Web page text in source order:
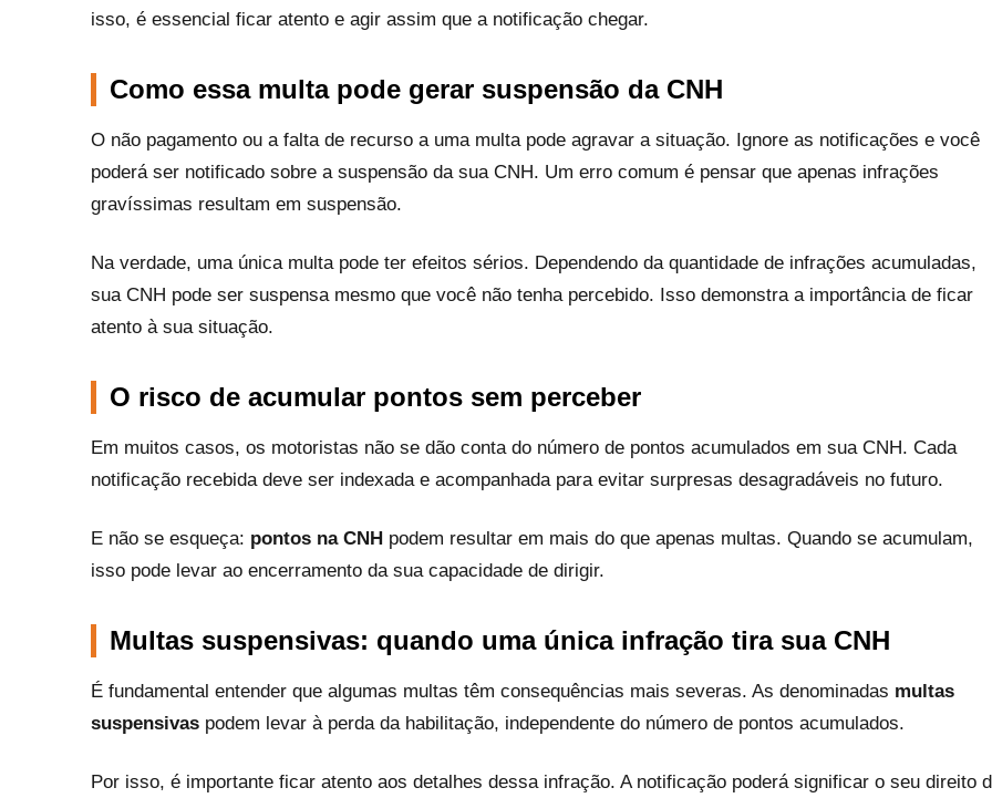
isso, é essencial ficar atento e agir assim que a notificação chegar.
Como essa multa pode gerar suspensão da CNH
O não pagamento ou a falta de recurso a uma multa pode agravar a situação. Ignore as notificações e você
poderá ser notificado sobre a suspensão da sua CNH. Um erro comum é pensar que apenas infrações
gravíssimas resultam em suspensão.
Na verdade, uma única multa pode ter efeitos sérios. Dependendo da quantidade de infrações acumuladas,
sua CNH pode ser suspensa mesmo que você não tenha percebido. Isso demonstra a importância de ficar
atento à sua situação.
O risco de acumular pontos sem perceber
Em muitos casos, os motoristas não se dão conta do número de pontos acumulados em sua CNH. Cada
notificação recebida deve ser indexada e acompanhada para evitar surpresas desagradáveis no futuro.
E não se esqueça: pontos na CNH podem resultar em mais do que apenas multas. Quando se acumulam,
isso pode levar ao encerramento da sua capacidade de dirigir.
Multas suspensivas: quando uma única infração tira sua CNH
É fundamental entender que algumas multas têm consequências mais severas. As denominadas multas
suspensivas podem levar à perda da habilitação, independente do número de pontos acumulados.
Por isso, é importante ficar atento aos detalhes dessa infração. A notificação poderá significar o seu direito